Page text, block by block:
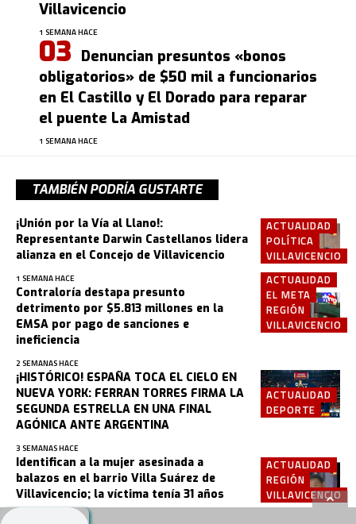
Villavicencio
1 SEMANA HACE
Denuncian presuntos «bonos
obligatorios» de $50 mil a funcionarios
en El Castillo y El Dorado para reparar
el puente La Amistad
1 SEMANA HACE
TAMBIÉN PODRÍA GUSTARTE
ACTUALIDAD
POLÍTICA
VILLAVICENCIO
¡Unión por la Vía al Llano!:
Representante Darwin Castellanos lidera
alianza en el Concejo de Villavicencio
1 SEMANA HACE
ACTUALIDAD
EL META
REGIÓN
VILLAVICENCIO
Contraloría destapa presunto
detrimento por $5.813 millones en la
EMSA por pago de sanciones e
ineficiencia
2 SEMANAS HACE
ACTUALIDAD
DEPORTE
¡HISTÓRICO! ESPAÑA TOCA EL CIELO EN
NUEVA YORK: FERRAN TORRES FIRMA LA
SEGUNDA ESTRELLA EN UNA FINAL
AGÓNICA ANTE ARGENTINA
3 SEMANAS HACE
ACTUALIDAD
REGIÓN
VILLAVICENCIO
Identifican a la mujer asesinada a
balazos en el barrio Villa Suárez de
Villavicencio; la víctima tenía 31 años